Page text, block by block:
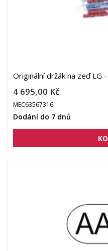
Originální držák na zeď LG
4 695,00 Kč
MEC63567316
Dodání do 7 dnů